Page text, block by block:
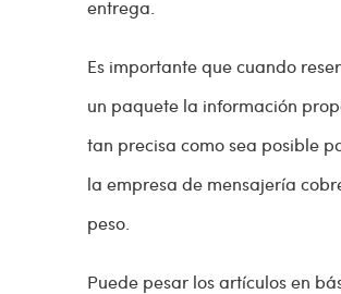
entrega.
Es importante que cuando
un paquete la información
tan precisa como sea posible
la empresa de mensajería
peso.
Puede pesar los artículos en